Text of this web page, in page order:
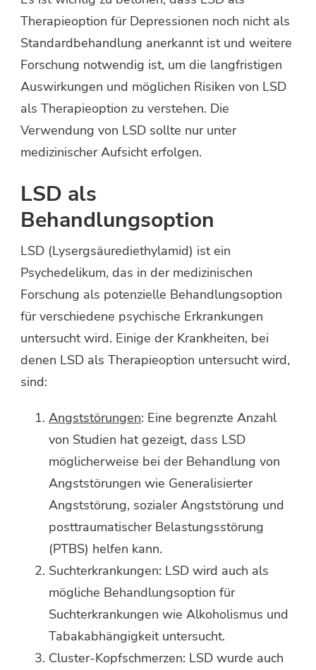
Therapieoption für Depressionen noch nicht als
Standardbehandlung anerkannt ist und weitere
Forschung notwendig ist, um die langfristigen
Auswirkungen und möglichen Risiken von LSD
als Therapieoption zu verstehen. Die
Verwendung von LSD sollte nur unter
medizinischer Aufsicht erfolgen.
LSD als
Behandlungsoption
LSD (Lysergsäurediethylamid) ist ein
Psychedelikum, das in der medizinischen
Forschung als potenzielle Behandlungsoption
für verschiedene psychische Erkrankungen
untersucht wird. Einige der Krankheiten, bei
denen LSD als Therapieoption untersucht wird,
sind:
Angststörungen: Eine begrenzte Anzahl
von Studien hat gezeigt, dass LSD
möglicherweise bei der Behandlung von
Angststörungen wie Generalisierter
Angststörung, sozialer Angststörung und
posttraumatischer Belastungsstörung
(PTBS) helfen kann.
Suchterkrankungen: LSD wird auch als
mögliche Behandlungsoption für
Suchterkrankungen wie Alkoholismus und
Tabakabhängigkeit untersucht.
Cluster-Kopfschmerzen: LSD wurde auch